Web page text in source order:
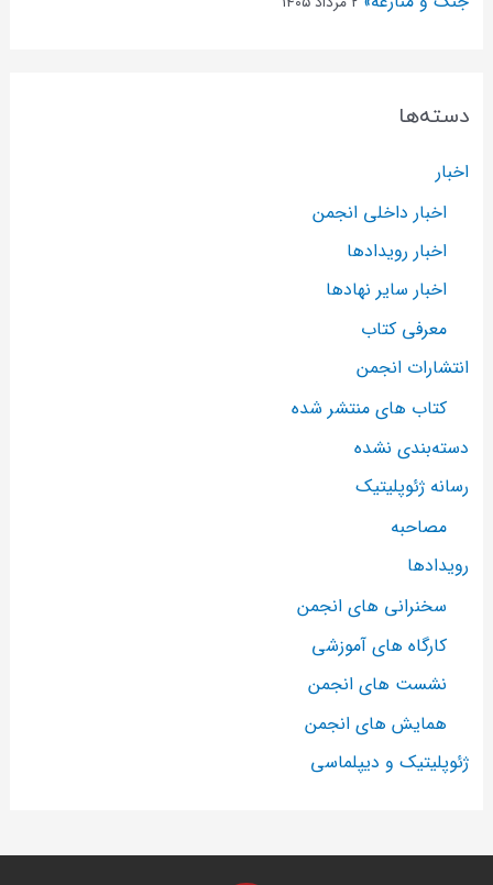
دسته‌ها
اخبار
اخبار داخلی انجمن
اخبار رویدادها
اخبار سایر نهادها
معرفی کتاب
انتشارات انجمن
کتاب های منتشر شده
دسته‌بندی نشده
رسانه ژئوپلیتیک
مصاحبه
رویدادها
سخنرانی های انجمن
کارگاه های آموزشی
نشست های انجمن
همایش های انجمن
ژئوپلیتیک و دیپلماسی